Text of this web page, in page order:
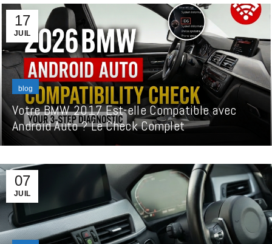
17
JUIL
blog
Votre BMW 2017 Est-elle Compatible avec
Android Auto ? Le Check Complet
07
JUIL